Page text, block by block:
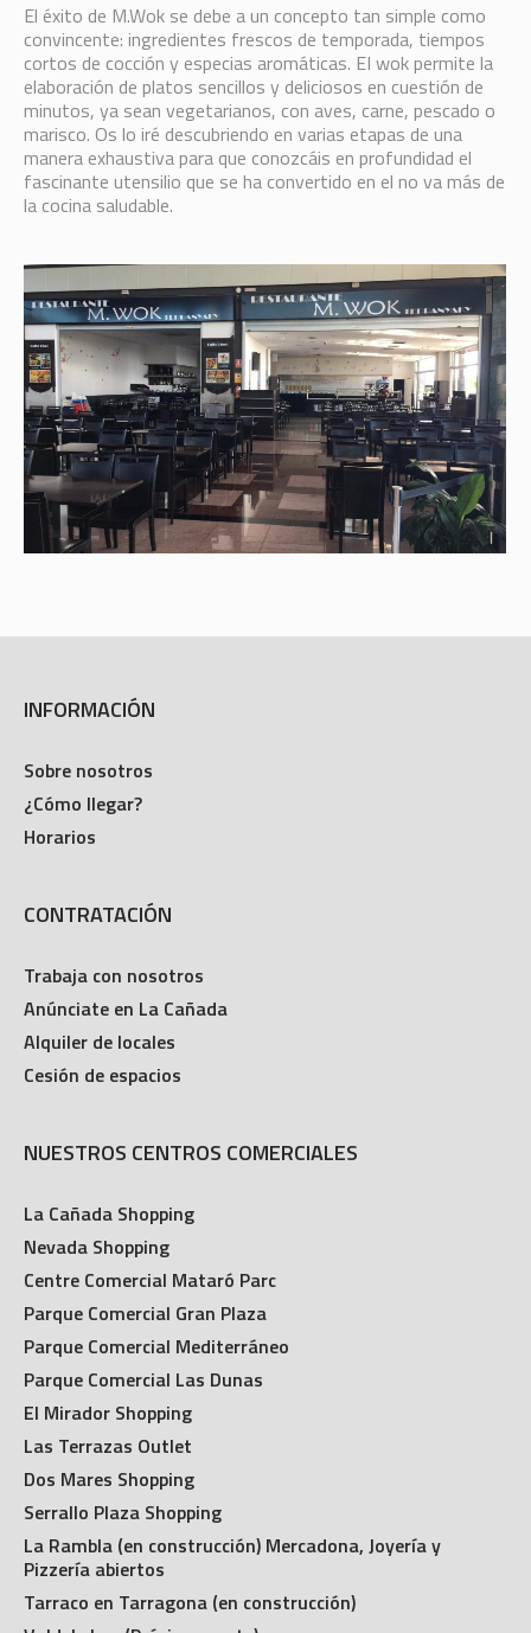
El éxito de M.Wok se debe a un concepto tan simple como
convincente: ingredientes frescos de temporada, tiempos
cortos de cocción y especias aromáticas. EI wok permite la
elaboración de platos sencillos y deliciosos en cuestión de
minutos, ya sean vegetarianos, con aves, carne, pescado o
marisco. Os lo iré descubriendo en varias etapas de una
manera exhaustiva para que conozcáis en profundidad el
fascinante utensilio que se ha convertido en el no va más de
la cocina saludable.
INFORMACIÓN
Sobre nosotros
¿Cómo llegar?
Horarios
CONTRATACIÓN
Trabaja con nosotros
Anúnciate en La Cañada
Alquiler de locales
Cesión de espacios
NUESTROS CENTROS COMERCIALES
La Cañada Shopping
Nevada Shopping
Centre Comercial Mataró Parc
Parque Comercial Gran Plaza
Parque Comercial Mediterráneo
Parque Comercial Las Dunas
El Mirador Shopping
Las Terrazas Outlet
Dos Mares Shopping
Serrallo Plaza Shopping
La Rambla (en construcción) Mercadona, Joyería y
Pizzería abiertos
Tarraco en Tarragona (en construcción)